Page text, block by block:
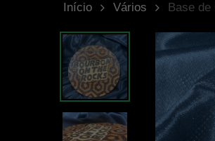
Início Vários Base de